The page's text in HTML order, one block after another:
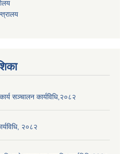
सञ्चालन कार्यविधि,२०८२
२०८२